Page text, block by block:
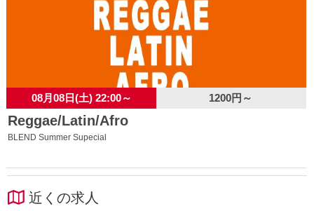
08月08日(土) 22:00～ 1200円～
Reggae/Latin/Afro
BLEND Summer Supecial
近くの求人